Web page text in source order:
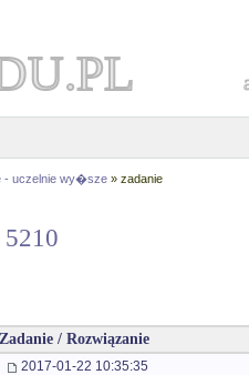
- uczelnie wy�sze » zadanie
Zadanie / Rozwiązanie
2017-01-22 10:35:35